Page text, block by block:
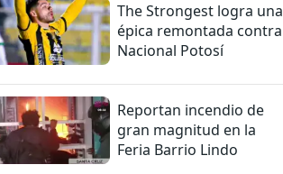
The Strongest logra una
épica remontada contra
Nacional Potosí
Reportan incendio de
gran magnitud en la
Feria Barrio Lindo